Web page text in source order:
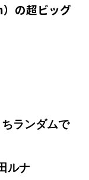
の超ビッグ
ランダムで
ルナ